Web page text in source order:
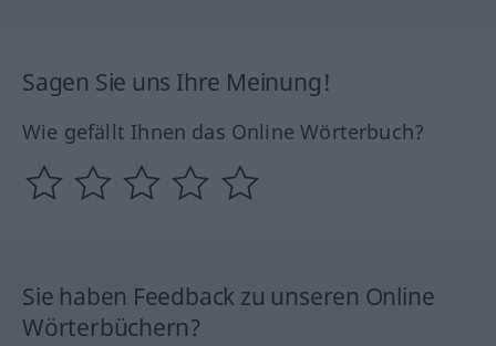
Sagen Sie uns Ihre Meinung!
Wie gefällt Ihnen das Online Wörterbuch?
Sie haben Feedback zu unseren Online
Wörterbüchern?